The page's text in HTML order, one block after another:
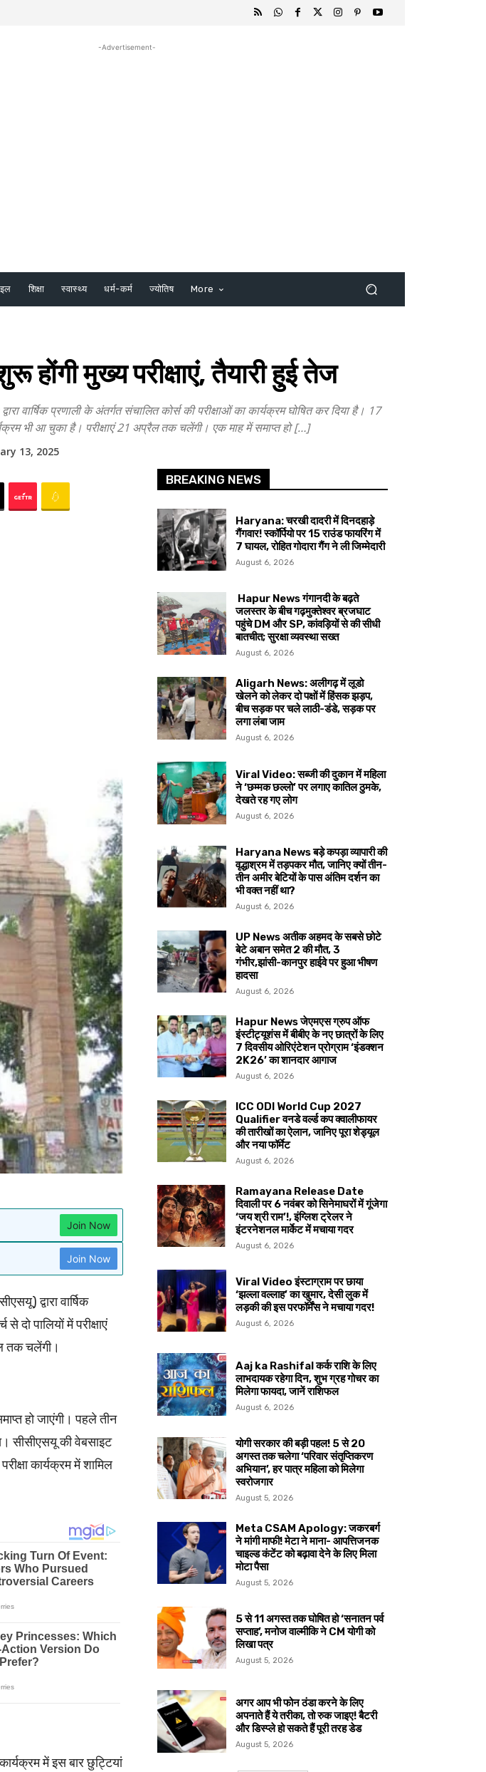
-Advertisement-
शिक्षा स्वास्थ्य धर्म-कर्म ज्योतिष More
मुख्य परीक्षाएं, तैयारी हुई तेज
प्रणाली के अंतर्गत संचालित कोर्स की परीक्षाओं का कार्यक्रम घोषित कर दिया है। 17
भी आ चुका है। परीक्षाएं 21 अप्रैल तक चलेंगी। एक माह में समाप्त हो […]
13, 2025
Join Now
Join Now
द्वारा वार्षिक
दो पालियों में परीक्षाएं
तक चलेंगी।
हो जाएंगी। पहले तीन
सीसीएसयू की वेबसाइट
कार्यक्रम में शामिल
में इस बार छुट्टियां
BREAKING NEWS
Haryana: चरखी दादरी में दिनदहाड़े
गैंगवार! स्कॉर्पियो पर 15 राउंड फायरिंग में
7 घायल, रोहित गोदारा गैंग ने ली जिम्मेदारी
August 6, 2026
Hapur News गंगानदी के बढ़ते
जलस्तर के बीच गढ़मुक्तेश्वर ब्रजघाट
पहुंचे DM और SP, कांवड़ियों से की सीधी
बातचीत; सुरक्षा व्यवस्था सख्त
August 6, 2026
Aligarh News: अलीगढ़ में लूडो
खेलने को लेकर दो पक्षों में हिंसक झड़प,
बीच सड़क पर चले लाठी-डंडे, सड़क पर
लगा लंबा जाम
August 6, 2026
Viral Video: सब्जी की दुकान में महिला
ने ‘छम्मक छल्लो’ पर लगाए कातिल ठुमके,
देखते रह गए लोग
August 6, 2026
Haryana News बड़े कपड़ा व्यापारी की
वृद्धाश्रम में तड़पकर मौत, जानिए क्यों तीन-
तीन अमीर बेटियों के पास अंतिम दर्शन का
भी वक्त नहीं था?
August 6, 2026
UP News अतीक अहमद के सबसे छोटे
बेटे अबान समेत 2 की मौत, 3
गंभीर,झांसी-कानपुर हाईवे पर हुआ भीषण
हादसा
August 6, 2026
Hapur News जेएमएस ग्रुप ऑफ
इंस्टीट्यूशंस में बीबीए के नए छात्रों के लिए
7 दिवसीय ओरिएंटेशन प्रोग्राम ‘इंडक्शन
2K26’ का शानदार आगाज
August 6, 2026
ICC ODI World Cup 2027
Qualifier वनडे वर्ल्ड कप क्वालीफायर
की तारीखों का ऐलान, जानिए पूरा शेड्यूल
और नया फॉर्मेट
August 6, 2026
Ramayana Release Date
दिवाली पर 6 नवंबर को सिनेमाघरों में गूंजेगा
‘जय श्री राम’!, इंग्लिश ट्रेलर ने
इंटरनेशनल मार्केट में मचाया गदर
August 6, 2026
Viral Video इंस्टाग्राम पर छाया
‘झल्ला वल्लाह’ का खुमार, देसी लुक में
लड़की की इस परफॉर्मेंस ने मचाया गदर!
August 6, 2026
Aaj ka Rashifal कर्क राशि के लिए
लाभदायक रहेगा दिन, शुभ ग्रह गोचर का
मिलेगा फायदा, जानें राशिफल
August 6, 2026
योगी सरकार की बड़ी पहल! 5 से 20
अगस्त तक चलेगा ‘परिवार संतृप्तिकरण
अभियान’, हर पात्र महिला को मिलेगा
स्वरोजगार
August 5, 2026
Meta CSAM Apology: जकरबर्ग
ने मांगी माफी! मेटा ने माना- आपत्तिजनक
चाइल्ड कंटेंट को बढ़ावा देने के लिए मिला
मोटा पैसा
August 5, 2026
5 से 11 अगस्त तक घोषित हो ‘सनातन पर्व
सप्ताह’, मनोज वाल्मीकि ने CM योगी को
लिखा पत्र
August 5, 2026
अगर आप भी फोन ठंडा करने के लिए
अपनाते हैं ये तरीका, तो रुक जाइए! बैटरी
और डिस्प्ले हो सकते हैं पूरी तरह डेड
August 5, 2026